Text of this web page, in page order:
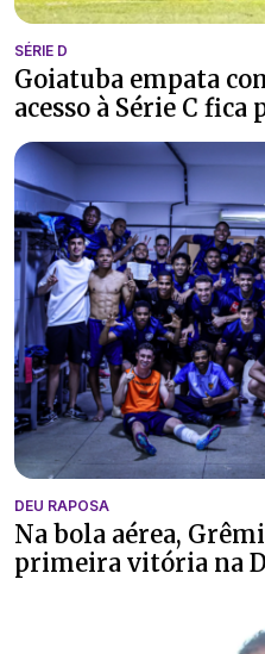
SÉRIE D
Goiatuba empata
acesso à Série C fica
DEU RAPOSA
Na bola aérea,
primeira vitória na